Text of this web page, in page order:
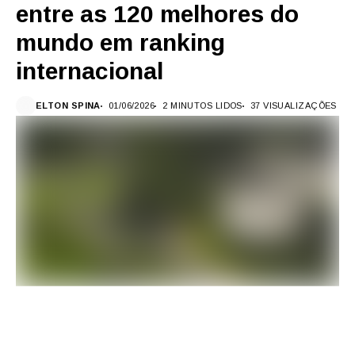
entre as 120 melhores do
mundo em ranking
internacional
ELTON SPINA 01/06/2026 2 MINUTOS LIDOS 37 VISUALIZAÇÕES